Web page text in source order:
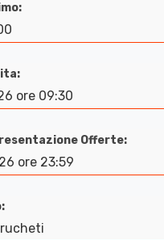
ore 09:30
Offerte:
ore 23:59